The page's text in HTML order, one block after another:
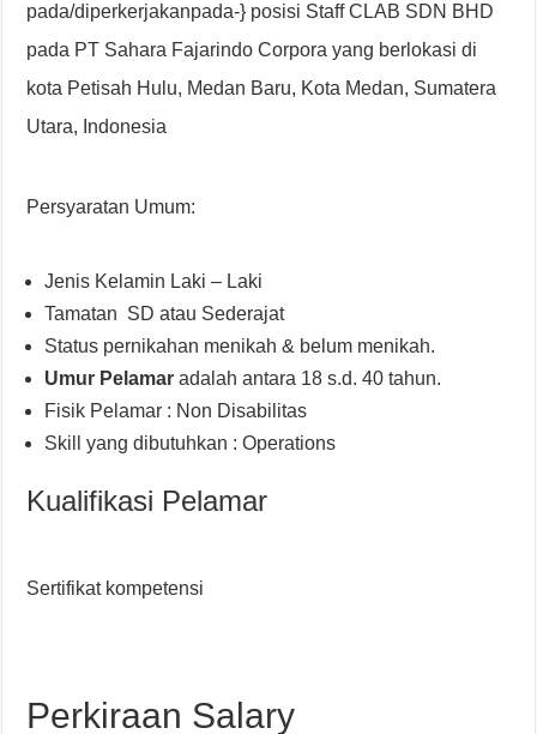
pada/diperkerjakanpada-} posisi Staff CLAB SDN BHD
pada PT Sahara Fajarindo Corpora yang berlokasi di
kota Petisah Hulu, Medan Baru, Kota Medan, Sumatera
Utara, Indonesia
Persyaratan Umum:
Jenis Kelamin Laki – Laki
Tamatan SD atau Sederajat
Status pernikahan menikah & belum menikah.
Umur Pelamaradalah antara 18 s.d. 40 tahun.
Fisik Pelamar : Non Disabilitas
Skill yang dibutuhkan : Operations
Kualifikasi Pelamar
Sertifikat kompetensi
Perkiraan Salary